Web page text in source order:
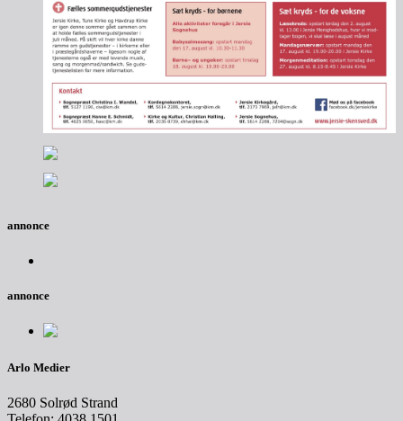
annonce
annonce
Arlo Medier
2680 Solrød Strand